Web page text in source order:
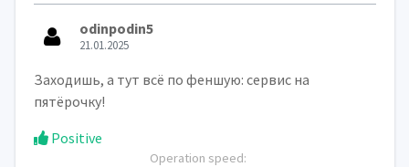
odinpodin5
21.01.2025
Заходишь, а тут всё по феншую: сервис на
пятёрочку!
Positive
Operation speed: